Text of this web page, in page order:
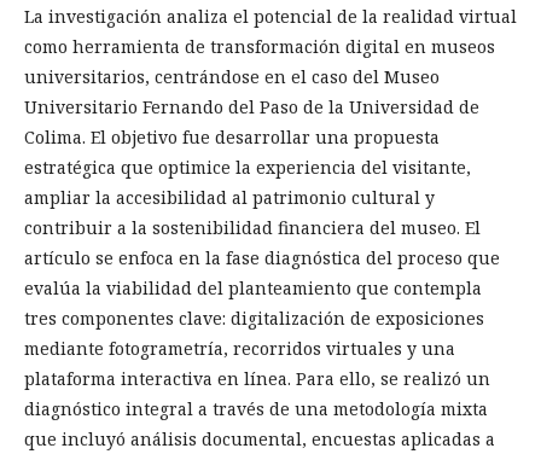
La investigación analiza el potencial de la realidad virtual
como herramienta de transformación digital en museos
universitarios, centrándose en el caso del Museo
Universitario Fernando del Paso de la Universidad de
Colima. El objetivo fue desarrollar una propuesta
estratégica que optimice la experiencia del visitante,
ampliar la accesibilidad al patrimonio cultural y
contribuir a la sostenibilidad financiera del museo. El
artículo se enfoca en la fase diagnóstica del proceso que
evalúa la viabilidad del planteamiento que contempla
tres componentes clave: digitalización de exposiciones
mediante fotogrametría, recorridos virtuales y una
plataforma interactiva en línea. Para ello, se realizó un
diagnóstico integral a través de una metodología mixta
que incluyó análisis documental, encuestas aplicadas a